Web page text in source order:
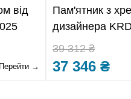
від
Перейти →
Пам'ятник з
дизайнера
39 312 ₴
37 346 ₴